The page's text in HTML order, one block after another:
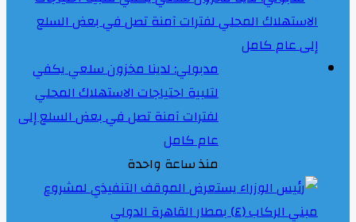
مدبولي: لدينا مخزون سلعي يكفي
لتلبية احتياجات الاستهلاك المحلي
لفترات آمنة تصل في بعض السلع إلى
عام كامل
منذ ساعة واحدة